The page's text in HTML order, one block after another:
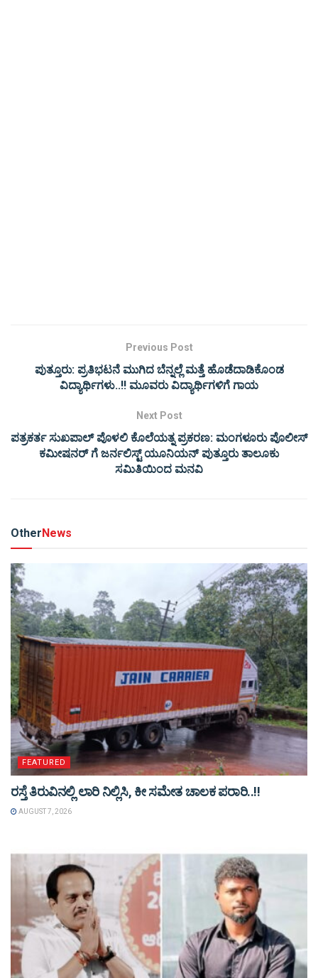
Previous Post
ಪುತ್ತೂರು: ಪ್ರತಿಭಟನೆ ಮುಗಿದ ಬೆನ್ನಲ್ಲೆ ಮತ್ತೆ ಹೊಡೆದಾಡಿಕೊಂಡ
ವಿದ್ಯಾರ್ಥಿಗಳು..!! ಮೂವರು ವಿದ್ಯಾರ್ಥಿಗಳಿಗೆ ಗಾಯ
Next Post
ಪತ್ರಕರ್ತ ಸುಖಪಾಲ್ ಪೊಳಲಿ ಕೊಲೆಯತ್ನ ಪ್ರಕರಣ: ಮಂಗಳೂರು ಪೊಲೀಸ್
ಕಮೀಷನರ್ ಗೆ ಜರ್ನಲಿಸ್ಟ್ ಯೂನಿಯನ್ ಪುತ್ತೂರು ತಾಲೂಕು
ಸಮಿತಿಯಿಂದ ಮನವಿ
Other News
FEATURED
ರಸ್ತೆ ತಿರುವಿನಲ್ಲಿ ಲಾರಿ ನಿಲ್ಲಿಸಿ, ಕೀ ಸಮೇತ ಚಾಲಕ ಪರಾರಿ..!!
AUGUST 7, 2026